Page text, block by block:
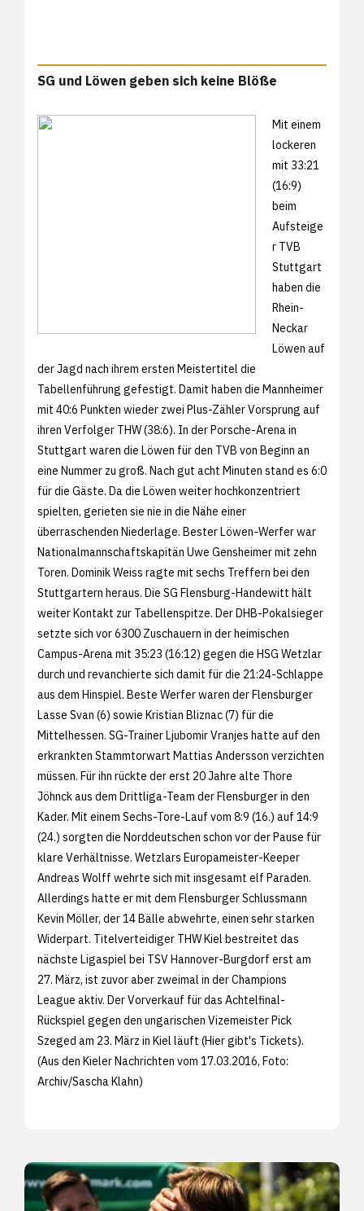
SG und Löwen geben sich keine Blöße
Mit einem
lockeren
mit 33:21
(16:9)
beim
Aufsteige
r TVB
Stuttgart
haben die
Rhein-
Neckar
Löwen auf
der Jagd nach ihrem ersten Meistertitel die
Tabellenführung gefestigt. Damit haben die Mannheimer
mit 40:6 Punkten wieder zwei Plus-Zähler Vorsprung auf
ihren Verfolger THW (38:6). In der Porsche-Arena in
Stuttgart waren die Löwen für den TVB von Beginn an
eine Nummer zu groß. Nach gut acht Minuten stand es 6:0
für die Gäste. Da die Löwen weiter hochkonzentriert
spielten, gerieten sie nie in die Nähe einer
überraschenden Niederlage. Bester Löwen-Werfer war
Nationalmannschaftskapitän Uwe Gensheimer mit zehn
Toren. Dominik Weiss ragte mit sechs Treffern bei den
Stuttgartern heraus. Die SG Flensburg-Handewitt hält
weiter Kontakt zur Tabellenspitze. Der DHB-Pokalsieger
setzte sich vor 6300 Zuschauern in der heimischen
Campus-Arena mit 35:23 (16:12) gegen die HSG Wetzlar
durch und revanchierte sich damit für die 21:24-Schlappe
aus dem Hinspiel. Beste Werfer waren der Flensburger
Lasse Svan (6) sowie Kristian Bliznac (7) für die
Mittelhessen. SG-Trainer Ljubomir Vranjes hatte auf den
erkrankten Stammtorwart Mattias Andersson verzichten
müssen. Für ihn rückte der erst 20 Jahre alte Thore
Jöhnck aus dem Drittliga-Team der Flensburger in den
Kader. Mit einem Sechs-Tore-Lauf vom 8:9 (16.) auf 14:9
(24.) sorgten die Norddeutschen schon vor der Pause für
klare Verhältnisse. Wetzlars Europameister-Keeper
Andreas Wolff wehrte sich mit insgesamt elf Paraden.
Allerdings hatte er mit dem Flensburger Schlussmann
Kevin Möller, der 14 Bälle abwehrte, einen sehr starken
Widerpart. Titelverteidiger THW Kiel bestreitet das
nächste Ligaspiel bei TSV Hannover-Burgdorf erst am
27. März, ist zuvor aber zweimal in der Champions
League aktiv. Der Vorverkauf für das Achtelfinal-
Rückspiel gegen den ungarischen Vizemeister Pick
Szeged am 23. März in Kiel läuft (Hier gibt's Tickets).
(Aus den Kieler Nachrichten vom 17.03.2016, Foto:
Archiv/Sascha Klahn)